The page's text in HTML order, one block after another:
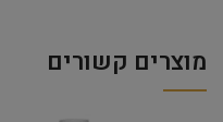
מוצרים קשורים